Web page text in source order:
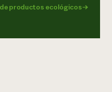
productos ecológicos→